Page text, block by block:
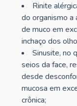
Rinite
do organismo a
de muco em
inchaço dos
Sinusite, no
seios da face,
desde
mucosa em
crônica;